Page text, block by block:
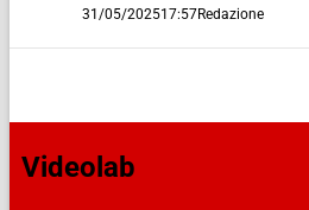
31/05/202517:57Redazione
Videolab